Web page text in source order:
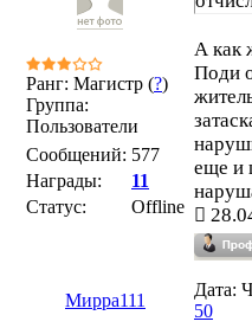
Ранг: Магистр (?)
Группа:
Пользователи
Сообщений: 577
Награды:
11
Статус:
Offline
А как
Поди
еще и
Мирра111
Дата:
50